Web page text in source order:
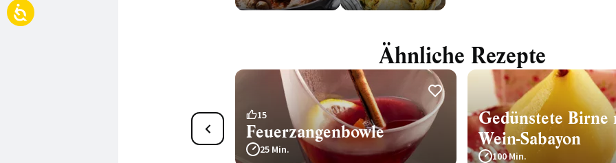
Ähnliche Rezepte
15
Feuerzangenbowle
25 Min.
Gedünstete Birne
Wein-Sabayon
100 Min.